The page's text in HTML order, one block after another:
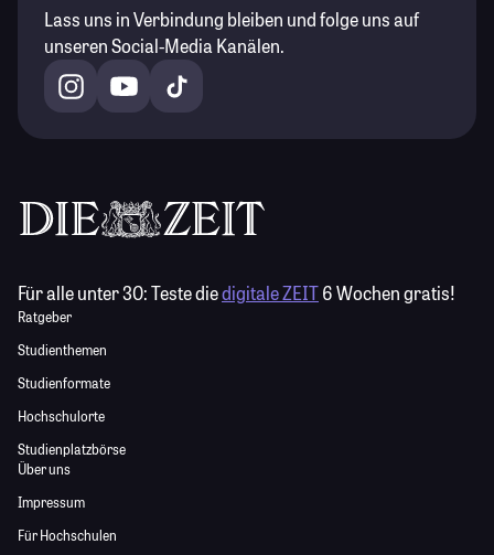
Lass uns in Verbindung bleiben und folge uns auf
unseren Social-Media Kanälen.
Für alle unter 30:Teste diedigitale ZEIT6 Wochen gratis!
Ratgeber
Studienthemen
Studienformate
Hochschulorte
Studienplatzbörse
Über uns
Impressum
Für Hochschulen